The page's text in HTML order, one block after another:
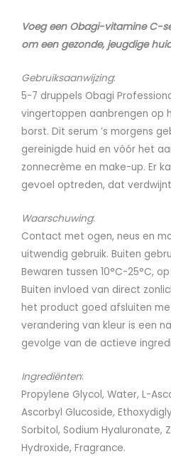
Voeg een Obagi-vitamine C-
om een gezonde, jeugdige
Gebruiksaanwijzing:
5-7 druppels Obagi
vingertoppen aanbrengen op
borst. Dit serum ’s morgens
gereinigde huid en vóór het
zonnecrème en make-up. Er
gevoel optreden, dat
Waarschuwing:
Contact met ogen, neus en
uitwendig gebruik. Buiten
Bewaren tussen 10°C-25°C,
Buiten invloed van direct
het product goed afsluiten
verandering van kleur is een
gevolge van de actieve
Ingrediënten:
Propylene Glycol, Water, L-
Ascorbyl Glucoside,
Sorbitol, Sodium Hyaluronate,
Hydroxide, Fragrance.